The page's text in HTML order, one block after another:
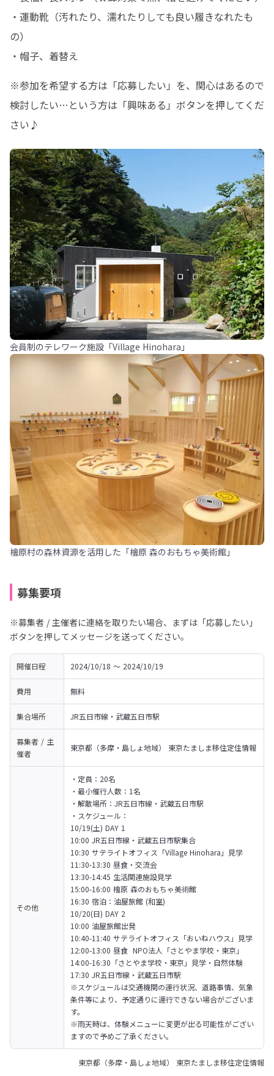
・運動靴（汚れたり、濡れたりしても良い履きなれたも
の）
・帽子、着替え
※参加を希望する方は「応募したい」を、関心はあるので
検討したい…という方は「興味ある」ボタンを押してくだ
さい♪
会員制のテレワーク施設「Village Hinohara」
檜原村の森林資源を活用した「檜原 森のおもちゃ美術館」
募集要項
※募集者 / 主催者に連絡を取りたい場合、まずは「応募したい」
ボタンを押してメッセージを送ってください。
開催日程 2024/10/18 〜 2024/10/19
費用 無料
集合場所 JR五日市線・武蔵五日市駅
募集者 / 主
催者
東京都（多摩・島しょ地域） 東京たましま移住定住情報
その他
・定員：20名
・最小催行人数：1名
・解散場所：JR五日市線・武蔵五日市駅
・スケジュール：
10/19(土) DAY 1
10:00 JR五日市線・武蔵五日市駅集合
10:30 サテライトオフィス「Village Hinohara」見学
11:30-13:30 昼食・交流会
13:30-14:45 生活関連施設見学
15:00-16:00 檜原 森のおもちゃ美術館
16:30 宿泊：油屋旅館 (和室)
10/20(日) DAY 2
10:00 油屋旅館出発
10:40-11:40 サテライトオフィス「おいねハウス」見学
12:00-13:00 昼食  NPO法人「さとやま学校・東京」
14:00-16:30「さとやま学校・東京」見学・自然体験
17:30 JR五日市線・武蔵五日市駅
※スケジュールは交通機関の運行状況、道路事情、気象
条件等により、予定通りに運行できない場合がございま
す。
※雨天時は、体験メニューに変更が出る可能性がござい
ますので予めご了承ください。
東京都（多摩・島しょ地域） 東京たましま移住定住情報